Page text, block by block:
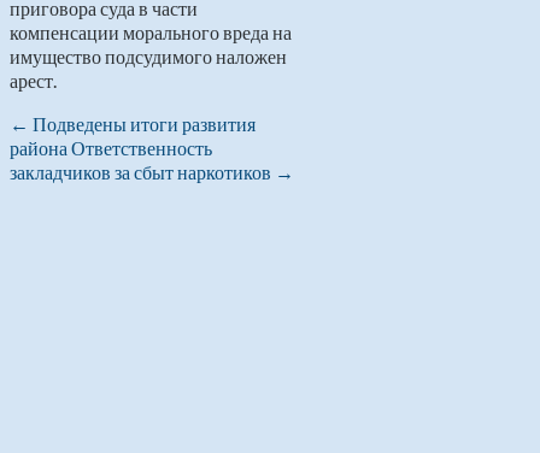
приговора суда в части
компенсации морального вреда на
имущество подсудимого наложен
арест.
← Подведены итоги развития
района Ответственность
закладчиков за сбыт наркотиков →